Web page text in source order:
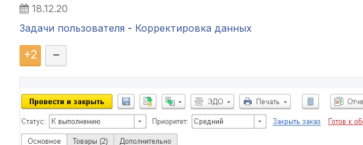
18.12.20
Задачи пользователя - Корректировка данных
+2 –